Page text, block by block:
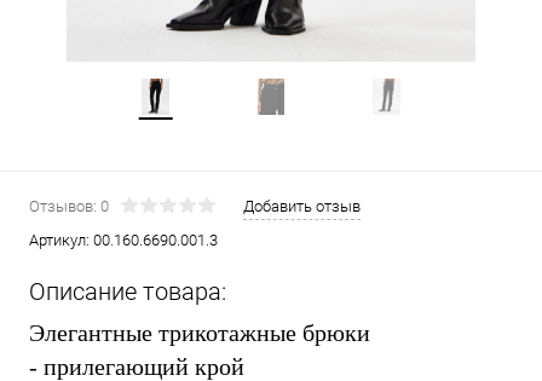
Отзывов: 0
Добавить отзыв
Артикул: 00.160.6690.001.3
Описание товара:
Элегантные трикотажные брюки
- прилегающий крой